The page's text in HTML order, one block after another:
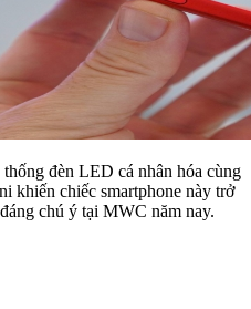
đèn LED cá nhân hóa cùng
khiến chiếc smartphone này trở
chú ý tại MWC năm nay.